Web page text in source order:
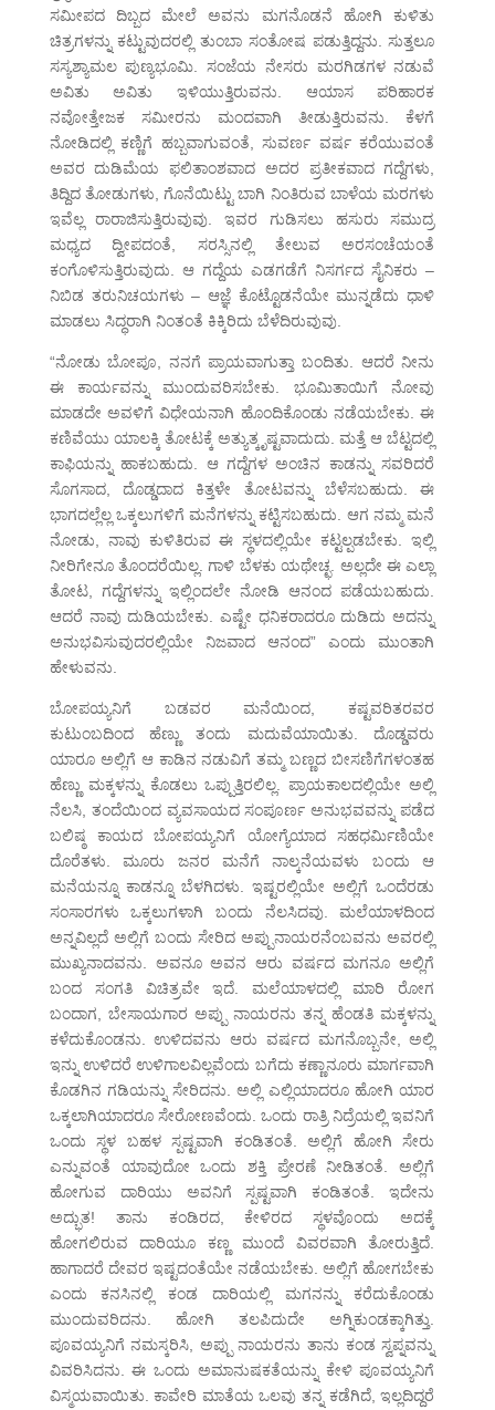
ಸಮೀಪದ ದಿಬ್ಬದ ಮೇಲೆ ಅವನು ಮಗನೊಡನೆ ಹೋಗಿ ಕುಳಿತು
ಚಿತ್ರಗಳನ್ನು ಕಟ್ಟುವುದರಲ್ಲಿ ತುಂಬಾ ಸಂತೋಷ ಪಡುತ್ತಿದ್ದನು. ಸುತ್ತಲೂ
ಸಸ್ಯಶ್ಯಾಮಲ ಪುಣ್ಯಭೂಮಿ. ಸಂಜೆಯ ನೇಸರು ಮರಗಿಡಗಳ ನಡುವೆ
ಅವಿತು ಅವಿತು ಇಳಿಯುತ್ತಿರುವನು. ಆಯಾಸ ಪರಿಹಾರಕ
ನವೋತ್ತೇಜಕ ಸಮೀರನು ಮಂದವಾಗಿ ತೀಡುತ್ತಿರುವನು. ಕೆಳಗೆ
ನೋಡಿದಲ್ಲಿ ಕಣ್ಣಿಗೆ ಹಬ್ಬವಾಗುವಂತೆ, ಸುವರ್ಣ ವರ್ಷ ಕರೆಯುವಂತೆ
ಅವರ ದುಡಿಮೆಯ ಫಲಿತಾಂಶವಾದ ಅದರ ಪ್ರತೀಕವಾದ ಗದ್ದೆಗಳು,
ತಿದ್ದಿದ ತೋಡುಗಳು, ಗೊನೆಯಿಟ್ಟು ಬಾಗಿ ನಿಂತಿರುವ ಬಾಳೆಯ ಮರಗಳು
ಇವೆಲ್ಲ ರಾರಾಜಿಸುತ್ತಿರುವುವು. ಇವರ ಗುಡಿಸಲು ಹಸುರು ಸಮುದ್ರ
ಮಧ್ಯದ ದ್ವೀಪದಂತೆ, ಸರಸ್ಸಿನಲ್ಲಿ ತೇಲುವ ಅರಸಂಚೆಯಂತೆ
ಕಂಗೊಳಿಸುತ್ತಿರುವುದು. ಆ ಗದ್ದೆಯ ಎಡಗಡೆಗೆ ನಿಸರ್ಗದ ಸೈನಿಕರು –
ನಿಬಿಡ ತರುನಿಚಯಗಳು – ಆಜ್ಞೆ ಕೊಟ್ಟೊಡನೆಯೇ ಮುನ್ನಡೆದು ಧಾಳಿ
ಮಾಡಲು ಸಿದ್ಧರಾಗಿ ನಿಂತಂತೆ ಕಿಕ್ಕಿರಿದು ಬೆಳೆದಿರುವುವು.
“ನೋಡು ಬೋಪೂ, ನನಗೆ ಪ್ರಾಯವಾಗುತ್ತಾ ಬಂದಿತು. ಆದರೆ ನೀನು
ಈ ಕಾರ್ಯವನ್ನು ಮುಂದುವರಿಸಬೇಕು. ಭೂಮಿತಾಯಿಗೆ ನೋವು
ಮಾಡದೇ ಅವಳಿಗೆ ವಿಧೇಯನಾಗಿ ಹೊಂದಿಕೊಂಡು ನಡೆಯಬೇಕು. ಈ
ಕಣಿವೆಯು ಯಾಲಕ್ಕಿ ತೋಟಕ್ಕೆ ಅತ್ಯುತ್ಕೃಷ್ಟವಾದುದು. ಮತ್ತೆ ಆ ಬೆಟ್ಟದಲ್ಲಿ
ಕಾಫಿಯನ್ನು ಹಾಕಬಹುದು. ಆ ಗದ್ದೆಗಳ ಅಂಚಿನ ಕಾಡನ್ನು ಸವರಿದರೆ
ಸೊಗಸಾದ, ದೊಡ್ಡದಾದ ಕಿತ್ತಳೇ ತೋಟವನ್ನು ಬೆಳೆಸಬಹುದು. ಈ
ಭಾಗದಲ್ಲೆಲ್ಲ ಒಕ್ಕಲುಗಳಿಗೆ ಮನೆಗಳನ್ನು ಕಟ್ಟಿಸಬಹುದು. ಆಗ ನಮ್ಮ ಮನೆ
ನೋಡು, ನಾವು ಕುಳಿತಿರುವ ಈ ಸ್ಥಳದಲ್ಲಿಯೇ ಕಟ್ಟಲ್ಪಡಬೇಕು. ಇಲ್ಲಿ
ನೀರಿಗೇನೂ ತೊಂದರೆಯಿಲ್ಲ. ಗಾಳಿ ಬೆಳಕು ಯಥೇಚ್ಛ. ಅಲ್ಲದೇ ಈ ಎಲ್ಲಾ
ತೋಟ, ಗದ್ದೆಗಳನ್ನು ಇಲ್ಲಿಂದಲೇ ನೋಡಿ ಆನಂದ ಪಡೆಯಬಹುದು.
ಆದರೆ ನಾವು ದುಡಿಯಬೇಕು. ಎಷ್ಟೇ ಧನಿಕರಾದರೂ ದುಡಿದು ಅದನ್ನು
ಅನುಭವಿಸುವುದರಲ್ಲಿಯೇ ನಿಜವಾದ ಆನಂದ” ಎಂದು ಮುಂತಾಗಿ
ಹೇಳುವನು.
ಬೋಪಯ್ಯನಿಗೆ ಬಡವರ ಮನೆಯಿಂದ, ಕಷ್ಟವರಿತರವರ
ಕುಟುಂಬದಿಂದ ಹೆಣ್ಣು ತಂದು ಮದುವೆಯಾಯಿತು. ದೊಡ್ಡವರು
ಯಾರೂ ಅಲ್ಲಿಗೆ ಆ ಕಾಡಿನ ನಡುವಿಗೆ ತಮ್ಮ ಬಣ್ಣದ ಬೀಸಣಿಗೆಗಳಂತಹ
ಹೆಣ್ಣು ಮಕ್ಕಳನ್ನು ಕೊಡಲು ಒಪ್ಪುತ್ತಿರಲಿಲ್ಲ. ಪ್ರಾಯಕಾಲದಲ್ಲಿಯೇ ಅಲ್ಲಿ
ನೆಲಸಿ, ತಂದೆಯಿಂದ ವ್ಯವಸಾಯದ ಸಂಪೂರ್ಣ ಅನುಭವವನ್ನು ಪಡೆದ
ಬಲಿಷ್ಠ ಕಾಯದ ಬೋಪಯ್ಯನಿಗೆ ಯೋಗ್ಯೆಯಾದ ಸಹಧರ್ಮಿಣಿಯೇ
ದೊರೆತಳು. ಮೂರು ಜನರ ಮನೆಗೆ ನಾಲ್ಕನೆಯವಳು ಬಂದು ಆ
ಮನೆಯನ್ನೂ ಕಾಡನ್ನೂ ಬೆಳಗಿದಳು. ಇಷ್ಟರಲ್ಲಿಯೇ ಅಲ್ಲಿಗೆ ಒಂದೆರಡು
ಸಂಸಾರಗಳು ಒಕ್ಕಲುಗಳಾಗಿ ಬಂದು ನೆಲಸಿದವು. ಮಲೆಯಾಳದಿಂದ
ಅನ್ನವಿಲ್ಲದೆ ಅಲ್ಲಿಗೆ ಬಂದು ಸೇರಿದ ಅಪ್ಪುನಾಯರನೆಂಬವನು ಅವರಲ್ಲಿ
ಮುಖ್ಯನಾದವನು. ಅವನೂ ಅವನ ಆರು ವರ್ಷದ ಮಗನೂ ಅಲ್ಲಿಗೆ
ಬಂದ ಸಂಗತಿ ವಿಚಿತ್ರವೇ ಇದೆ. ಮಲೆಯಾಳದಲ್ಲಿ ಮಾರಿ ರೋಗ
ಬಂದಾಗ, ಬೇಸಾಯಗಾರ ಅಪ್ಪು ನಾಯರನು ತನ್ನ ಹೆಂಡತಿ ಮಕ್ಕಳನ್ನು
ಕಳೆದುಕೊಂಡನು. ಉಳಿದವನು ಆರು ವರ್ಷದ ಮಗನೊಬ್ಬನೇ, ಅಲ್ಲಿ
ಇನ್ನು ಉಳಿದರೆ ಉಳಿಗಾಲವಿಲ್ಲವೆಂದು ಬಗೆದು ಕಣ್ಣಾನೂರು ಮಾರ್ಗವಾಗಿ
ಕೊಡಗಿನ ಗಡಿಯನ್ನು ಸೇರಿದನು. ಅಲ್ಲಿ ಎಲ್ಲಿಯಾದರೂ ಹೋಗಿ ಯಾರ
ಒಕ್ಕಲಾಗಿಯಾದರೂ ಸೇರೋಣವೆಂದು. ಒಂದು ರಾತ್ರಿ ನಿದ್ರೆಯಲ್ಲಿ ಇವನಿಗೆ
ಒಂದು ಸ್ಥಳ ಬಹಳ ಸ್ಪಷ್ಟವಾಗಿ ಕಂಡಿತಂತೆ. ಅಲ್ಲಿಗೆ ಹೋಗಿ ಸೇರು
ಎನ್ನುವಂತೆ ಯಾವುದೋ ಒಂದು ಶಕ್ತಿ ಪ್ರೇರಣೆ ನೀಡಿತಂತೆ. ಅಲ್ಲಿಗೆ
ಹೋಗುವ ದಾರಿಯು ಅವನಿಗೆ ಸ್ಪಷ್ಟವಾಗಿ ಕಂಡಿತಂತೆ. ಇದೇನು
ಅದ್ಭುತ! ತಾನು ಕಂಡಿರದ, ಕೇಳಿರದ ಸ್ಥಳವೊಂದು ಅದಕ್ಕೆ
ಹೋಗಲಿರುವ ದಾರಿಯೂ ಕಣ್ಣ ಮುಂದೆ ವಿವರವಾಗಿ ತೋರುತ್ತಿದೆ.
ಹಾಗಾದರೆ ದೇವರ ಇಷ್ಟದಂತೆಯೇ ನಡೆಯಬೇಕು. ಅಲ್ಲಿಗೆ ಹೋಗಬೇಕು
ಎಂದು ಕನಸಿನಲ್ಲಿ ಕಂಡ ದಾರಿಯಲ್ಲಿ ಮಗನನ್ನು ಕರೆದುಕೊಂಡು
ಮುಂದುವರಿದನು. ಹೋಗಿ ತಲಪಿದುದೇ ಅಗ್ನಿಕುಂಡಕ್ಕಾಗಿತ್ತು.
ಪೂವಯ್ಯನಿಗೆ ನಮಸ್ಕರಿಸಿ, ಅಪ್ಪು ನಾಯರನು ತಾನು ಕಂಡ ಸ್ವಪ್ನವನ್ನು
ವಿವರಿಸಿದನು. ಈ ಒಂದು ಅಮಾನುಷಕತೆಯನ್ನು ಕೇಳಿ ಪೂವಯ್ಯನಿಗೆ
ವಿಸ್ಮಯವಾಯಿತು. ಕಾವೇರಿ ಮಾತೆಯ ಒಲವು ತನ್ನ ಕಡೆಗಿದೆ, ಇಲ್ಲದಿದ್ದರೆ